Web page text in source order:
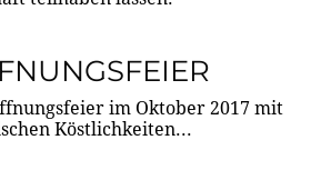
im Oktober 2017 mit
Köstlichkeiten...